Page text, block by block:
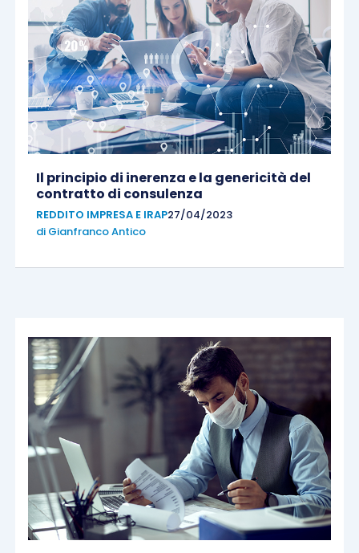
Il principio di inerenza e la genericità del
contratto di consulenza
REDDITO IMPRESA E IRAP27/04/2023
di Gianfranco Antico